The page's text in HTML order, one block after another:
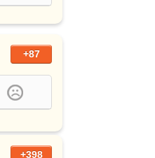
+87
+398